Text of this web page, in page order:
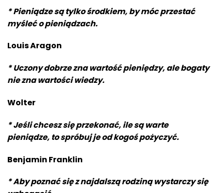
* Pieniądze są tylko środkiem, by móc przestać
myśleć o pieniądzach.
Louis Aragon
* Uczony dobrze zna wartość pieniędzy, ale bogaty
nie zna wartości wiedzy.
Wolter
* Jeśli chcesz się przekonać, ile są warte
pieniądze, to spróbuj je od kogoś pożyczyć.
Benjamin Franklin
* Aby poznać się z najdalszą rodziną wystarczy się